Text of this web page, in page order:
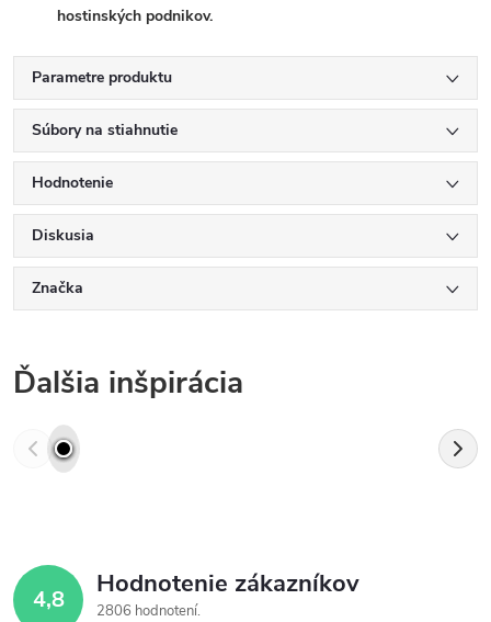
hostinských podnikov.
Parametre produktu
Súbory na stiahnutie
Hodnotenie
Diskusia
Značka
Ďalšia inšpirácia
4,8 Hodnotenie zákazníkov
2806 hodnotení